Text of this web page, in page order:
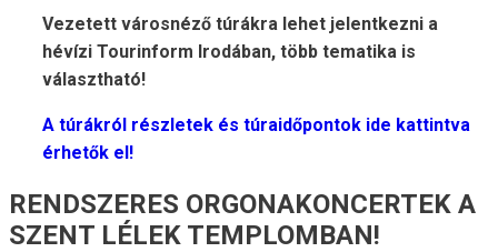
Vezetett városnéző túrákra lehet jelentkezni a
hévízi Tourinform Irodában, több tematika is
választható!
A túrákról részletek és túraidőpontok ide kattintva
érhetők el!
RENDSZERES ORGONAKONCERTEK A
SZENT LÉLEK TEMPLOMBAN!